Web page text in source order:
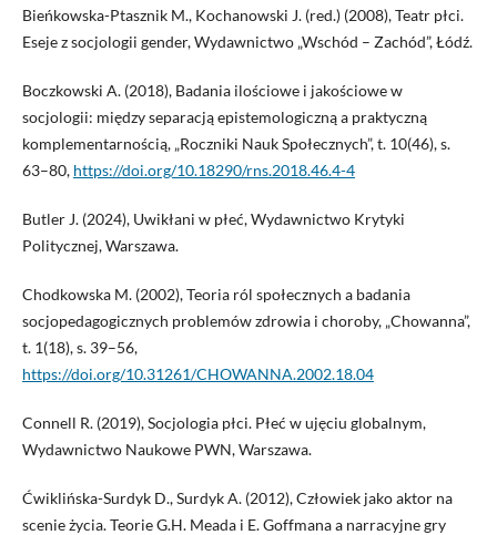
Bieńkowska-Ptasznik M., Kochanowski J. (red.) (2008), Teatr płci.
Eseje z socjologii gender, Wydawnictwo „Wschód – Zachód”, Łódź.
Boczkowski A. (2018), Badania ilościowe i jakościowe w
socjologii: między separacją epistemologiczną a praktyczną
komplementarnością, „Roczniki Nauk Społecznych”, t. 10(46), s.
63–80, https://doi.org/10.18290/rns.2018.46.4-4
Butler J. (2024), Uwikłani w płeć, Wydawnictwo Krytyki
Politycznej, Warszawa.
Chodkowska M. (2002), Teoria ról społecznych a badania
socjopedagogicznych problemów zdrowia i choroby, „Chowanna”,
t. 1(18), s. 39–56,
https://doi.org/10.31261/CHOWANNA.2002.18.04
Connell R. (2019), Socjologia płci. Płeć w ujęciu globalnym,
Wydawnictwo Naukowe PWN, Warszawa.
Ćwiklińska-Surdyk D., Surdyk A. (2012), Człowiek jako aktor na
scenie życia. Teorie G.H. Meada i E. Goffmana a narracyjne gry